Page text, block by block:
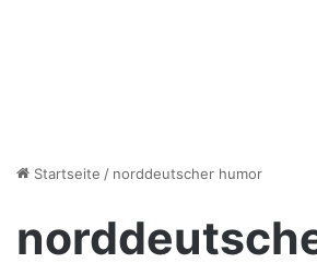
Startseite / norddeutscher humor